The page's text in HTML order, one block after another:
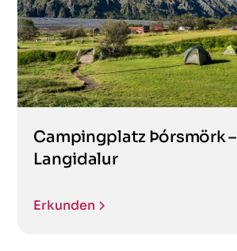
Campingplatz Þórsmörk –
Langidalur
Erkunden